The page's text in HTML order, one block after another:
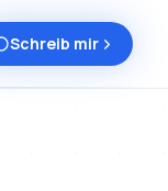
Schreib mir